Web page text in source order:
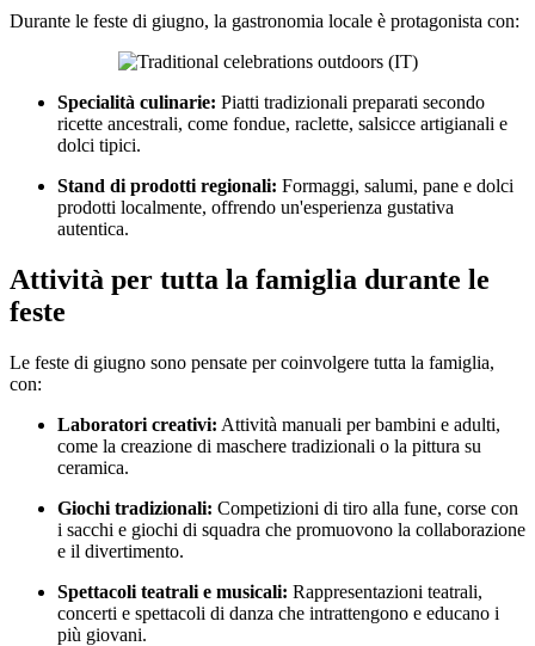
Durante le feste di giugno, la gastronomia locale è protagonista con:
Specialità culinarie: Piatti tradizionali preparati secondo
ricette ancestrali, come fondue, raclette, salsicce artigianali e
dolci tipici.
Stand di prodotti regionali: Formaggi, salumi, pane e dolci
prodotti localmente, offrendo un'esperienza gustativa
autentica.
Attività per tutta la famiglia durante le
feste
Le feste di giugno sono pensate per coinvolgere tutta la famiglia,
con:
Laboratori creativi: Attività manuali per bambini e adulti,
come la creazione di maschere tradizionali o la pittura su
ceramica.
Giochi tradizionali: Competizioni di tiro alla fune, corse con
i sacchi e giochi di squadra che promuovono la collaborazione
e il divertimento.
Spettacoli teatrali e musicali: Rappresentazioni teatrali,
concerti e spettacoli di danza che intrattengono e educano i
più giovani.